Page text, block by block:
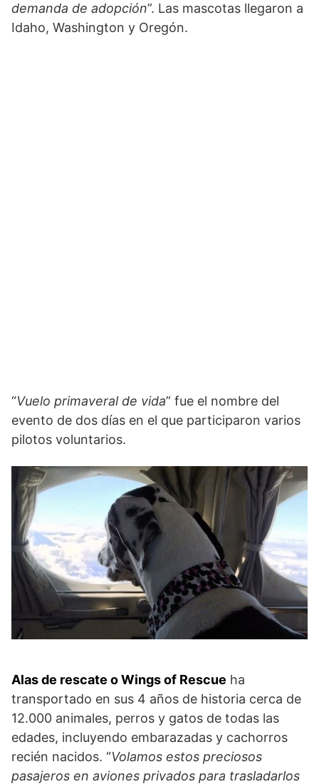
demanda de adopción”. Las mascotas llegaron a
Idaho, Washington y Oregón.
“Vuelo primaveral de vida” fue el nombre del
evento de dos días en el que participaron varios
pilotos voluntarios.
Alas de rescate o Wings of Rescue ha
transportado en sus 4 años de historia cerca de
12.000 animales, perros y gatos de todas las
edades, incluyendo embarazadas y cachorros
recién nacidos. “Volamos estos preciosos
pasajeros en aviones privados para trasladarlos